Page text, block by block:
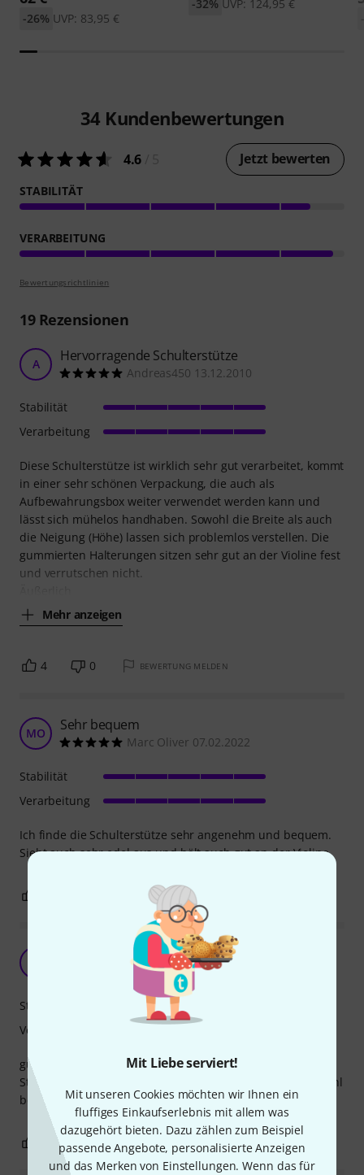
Mit Liebe serviert!
Mit unseren Cookies möchten wir Ihnen ein
fluffiges Einkaufserlebnis mit allem was
dazugehört bieten. Dazu zählen zum Beispiel
passende Angebote, personalisierte Anzeigen
und das Merken von Einstellungen. Wenn das für
UVP: 83,95 €
-26%
UVP: 124,95 €
-32%
34 Kundenbewertungen
4.6 Jetzt bewerten
STABILITÄT
VERARBEITUNG
Bewertungsrichtlinien
19Rezensionen
A Hervorragende Schulterstütze
Andreas450 13.12.2010
Diese Schulterstütze ist wirklich sehr gut verarbeitet, kommt
in einer sehr schönen Verpackung, die auch als
Aufbewahrungsbox weiter verwendet werden kann und
lässt sich mühelos handhaben. Sowohl die Breite als auch
die Neigung (Höhe) lassen sich problemlos verstellen. Die
gummierten Halterungen sitzen sehr gut an der Violine fest
und verrutschen nicht.
Mehr anzeigen
Stabilität
Verarbeitung
4 0 BEWERTUNG MELDEN
MO Sehr bequem
Marc Oliver 07.02.2022
Ich finde die Schulterstütze sehr angenehm und bequem.
Sieht auch sehr edel aus und hält auch gut an der Violine.
Stabilität
Verarbeitung
BEWERTUNG MELDEN
meine Tochter ist begeistert
thirdman 21.02.2019
gute Verarbeitung, bequem, meiner Tochter passt diese
Stütze am besten (wir hatten noch zwei andere zur Auswahl
bestellt)
Stabilität
Verarbeitung
0 BEWERTUNG MELDEN